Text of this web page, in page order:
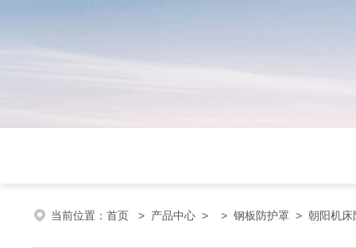
当前位置： 首页 > 产品中心 > > 钢板防护罩 > 朝阳机床